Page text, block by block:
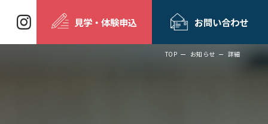
見学・体験申込 お問い合わせ
TOP お知らせ 詳細